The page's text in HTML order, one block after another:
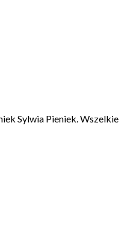
Sylwia Pieniek. Wszelkie